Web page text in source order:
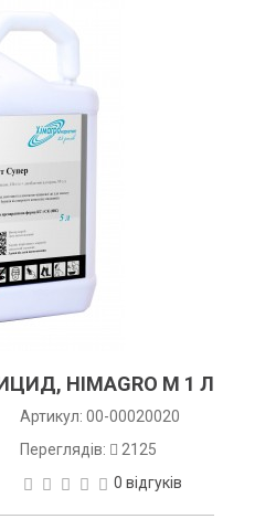
HIMAGRO M 1 Л
Артикул: 00-00020020
Переглядів:
2125
0 відгуків